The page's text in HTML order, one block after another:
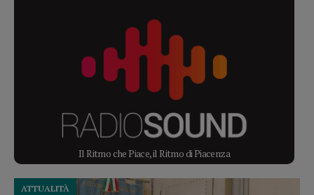
Il Ritmo che Piace, il Ritmo di Piacenza
ATTUALITÀ